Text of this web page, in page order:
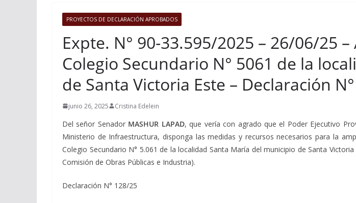
PROYECTOS DE DECLARACIÓN APROBADOS
Expte. N° 90-33.595/2025 – 26/06/25
Colegio Secundario N° 5061 de la
de Santa Victoria Este – Declaración
junio 26, 2025 Cristina Edelein
Del señor Senador MASHUR LAPAD, que vería con agrado que el Poder Ejecutivo
Ministerio de Infraestructura, disponga las medidas y recursos necesarios para la
Colegio Secundario N° 5.061 de la localidad Santa María del municipio de Santa
Comisión de Obras Públicas e Industria).
Declaración N° 128/25